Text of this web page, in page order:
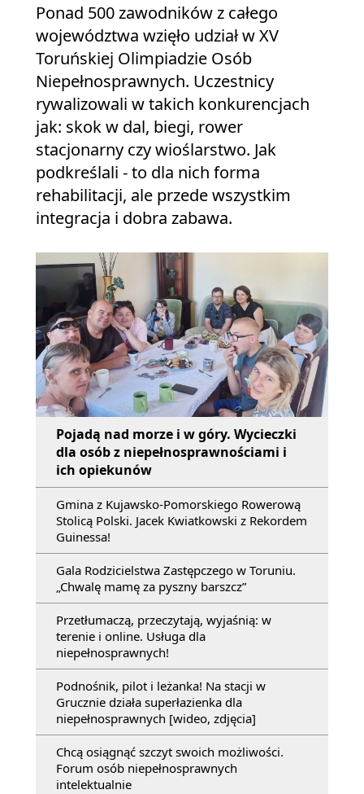
Ponad 500 zawodników z całego
województwa wzięło udział w XV
Toruńskiej Olimpiadzie Osób
Niepełnosprawnych. Uczestnicy
rywalizowali w takich konkurencjach
jak: skok w dal, biegi, rower
stacjonarny czy wioślarstwo. Jak
podkreślali - to dla nich forma
rehabilitacji, ale przede wszystkim
integracja i dobra zabawa.
Pojadą nad morze i w góry. Wycieczki
dla osób z niepełnosprawnościami i
ich opiekunów
Gmina z Kujawsko-Pomorskiego Rowerową
Stolicą Polski. Jacek Kwiatkowski z Rekordem
Guinessa!
Gala Rodzicielstwa Zastępczego w Toruniu.
„Chwalę mamę za pyszny barszcz”
Przetłumaczą, przeczytają, wyjaśnią: w
terenie i online. Usługa dla
niepełnosprawnych!
Podnośnik, pilot i leżanka! Na stacji w
Grucznie działa superłazienka dla
niepełnosprawnych [wideo, zdjęcia]
Chcą osiągnąć szczyt swoich możliwości.
Forum osób niepełnosprawnych
intelektualnie